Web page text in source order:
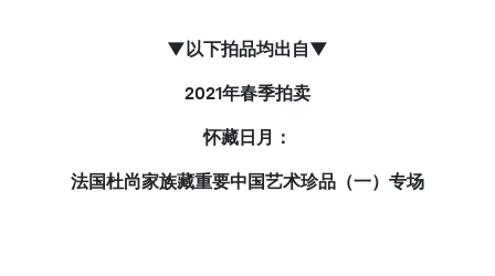
▼以下拍品均出自▼
2021年春季拍卖
怀藏日月：
法国杜尚家族藏重要中国艺术珍品（一）专场